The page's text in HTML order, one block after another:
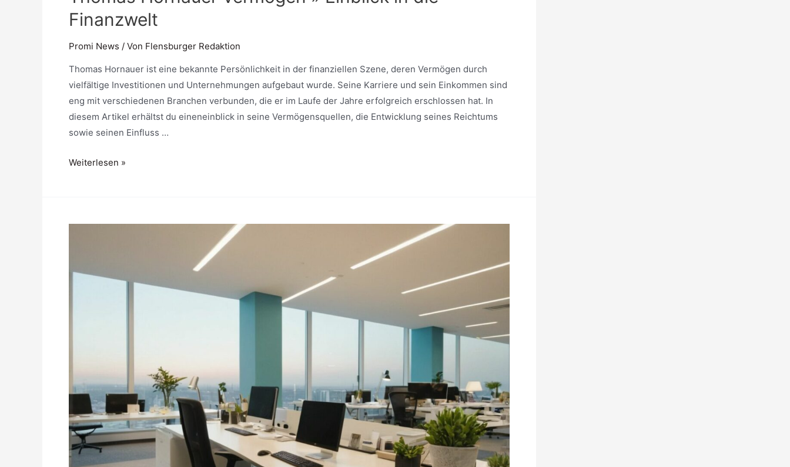
Finanzwelt
Promi News / Von Flensburger Redaktion
Thomas Hornauer ist eine bekannte Persönlichkeit in der finanziellen Szene, deren Vermögen durch
vielfältige Investitionen und Unternehmungen aufgebaut wurde. Seine Karriere und sein Einkommen sind
eng mit verschiedenen Branchen verbunden, die er im Laufe der Jahre erfolgreich erschlossen hat. In
diesem Artikel erhältst du eineneinblick in seine Vermögensquellen, die Entwicklung seines Reichtums
sowie seinen Einfluss …
Thomas
Einblick
Finanzwelt
Weiterlesen »